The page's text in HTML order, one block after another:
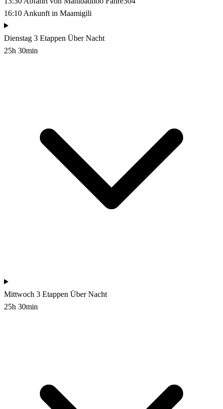
16:10 Ankunft in Maamigili
Dienstag 3 Etappen Über Nacht
25h 30min
Mittwoch 3 Etappen Über Nacht
25h 30min